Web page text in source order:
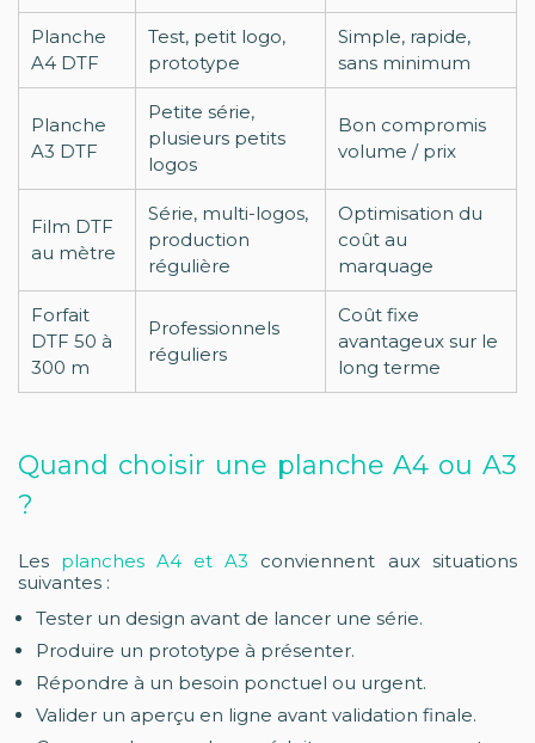
Planche
A4 DTF
Test, petit logo,
prototype
Simple, rapide,
sans minimum
Planche
A3 DTF
Petite série,
plusieurs petits
logos
Bon compromis
volume / prix
Film DTF
au mètre
Série, multi-logos,
production
régulière
Optimisation du
coût au
marquage
Forfait
DTF 50 à
300 m
Professionnels
réguliers
Coût fixe
avantageux sur le
long terme
Quand choisir une planche A4 ou A3
?
Les planches A4 et A3 conviennent aux situations
suivantes :
Tester un design avant de lancer une série.
Produire un prototype à présenter.
Répondre à un besoin ponctuel ou urgent.
Valider un aperçu en ligne avant validation finale.